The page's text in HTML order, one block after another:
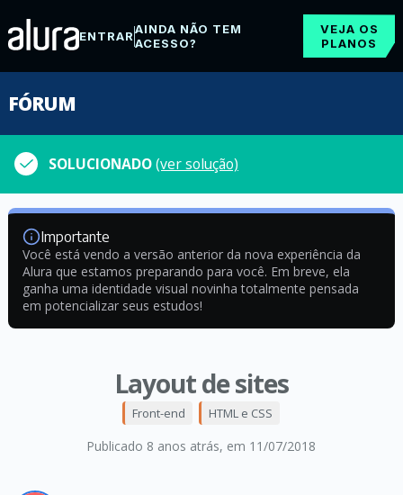
ENTRARAINDA NÃO TEM
ACESSO?
VEJA OS
PLANOS
FÓRUM
SOLUCIONADO(ver solução)
Importante
Você está vendo a versão anterior da nova experiência da
Alura que estamos preparando para você. Em breve, ela
ganha uma identidade visual novinha totalmente pensada
em potencializar seus estudos!
Layout de sites
Publicado 8 anos atrás, em 11/07/2018
Front-end HTML e CSS